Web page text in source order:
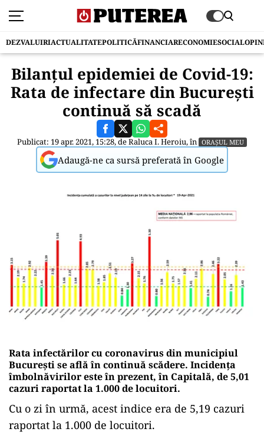
DEZVALUIRIACTUALITATEPOLITICĂFINANCIARECONOMIESOCIAL
Bilanțul epidemiei de Covid-19:
Rata de infectare din București
continuă să scadă
Publicat: 19 apr. 2021, 15:28, deRaluca I. Heroiu, în ORAȘUL MEU
Adaugă-ne ca sursă preferată în Google
Rata infectărilor cu coronavirus din municipiul
București se află în continuă scădere. Incidența
îmbolnăvirilor este în prezent, în Capitală, de 5,01
cazuri raportat la 1.000 de locuitori.
Cu o zi în urmă, acest indice era de 5,19 cazuri
raportat la 1.000 de locuitori.